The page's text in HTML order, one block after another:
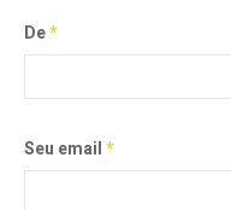
De*
Seu email*